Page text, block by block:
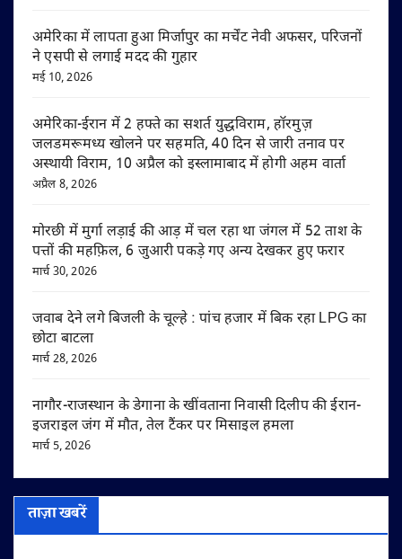
अमेरिका में लापता हुआ मिर्जापुर का मर्चेंट नेवी अफसर, परिजनों
ने एसपी से लगाई मदद की गुहार
मई 10, 2026
अमेरिका-ईरान में 2 हफ्ते का सशर्त युद्धविराम, हॉरमुज़
जलडमरूमध्य खोलने पर सहमति, 40 दिन से जारी तनाव पर
अस्थायी विराम, 10 अप्रैल को इस्लामाबाद में होगी अहम वार्ता
अप्रैल 8, 2026
मोरछी में मुर्गा लड़ाई की आड़ में चल रहा था जंगल में 52 ताश के
पत्तों की महफ़िल, 6 जुआरी पकड़े गए अन्य देखकर हुए फरार
मार्च 30, 2026
जवाब देने लगे बिजली के चूल्हे : पांच हजार में बिक रहा LPG का
छोटा बाटला
मार्च 28, 2026
नागौर-राजस्थान के डेगाना के खींवताना निवासी दिलीप की ईरान-
इजराइल जंग में मौत, तेल टैंकर पर मिसाइल हमला
मार्च 5, 2026
ताज़ा खबरें